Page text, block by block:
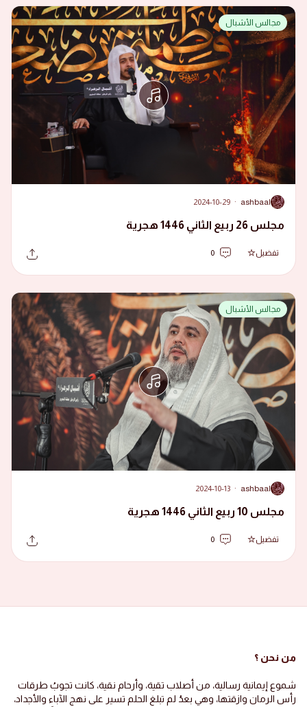
مجالس الأشبال
A
ashbaal
·
2024-10-29
مجلس 26 ربيع الثاني 1446 هجرية
تفضيل 0
مجالس الأشبال
A
ashbaal
·
2024-10-13
مجلس 10 ربيع الثاني 1446 هجرية
تفضيل 0
من نحن ؟
شموع إيمانية رسالية، من أصلاب تقية، وأرحام نقية، كانت تجوبُ طرقات
رأس الرمان وازقتها، وهي بعدُ لم تبلغ الحلم تسير على نهج الآباء والأجداد،